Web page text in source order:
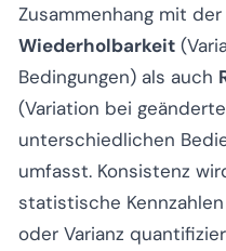
Zusammenhang mit der
Wiederholbarkeit
Bedingungen) als auch
(Variation bei
unterschiedlichen
umfasst. Konsistenz
statistische
oder Varianz